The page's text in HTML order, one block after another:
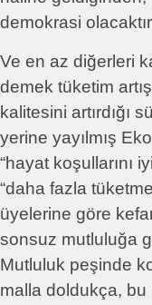
demokrasi
Ve en az diğerleri
demek tüketim
kalitesini artırdığı
yerine yayılmış
“hayat koşullarını
“daha fazla
üyelerine göre
sonsuz mutluluğa
Mutluluk peşinde
malla doldukça, bu